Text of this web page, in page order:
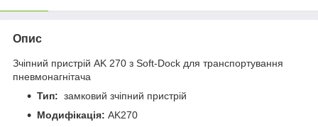
Опис
Зчіпний пристрій AK 270 з Soft-Dock для транспортування
пневмонагнітача
Тип: замковий зчіпний пристрій
Модифікація: AK270